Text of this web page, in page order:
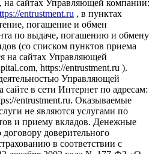
сайтах Управляющей компании:
entrustment.ru , в пунктах
погашение и обмен
по выдаче, погашению и обмену
(со списком пунктов приема
на сайтах Управляющей
https://entrustment.ru ).
Управляющей
сайте в сети Интернет по адресам:
entrustment.ru. Оказываемые
не являются услугами по
и приему вкладов. Денежные
доверительного
в соответствии с